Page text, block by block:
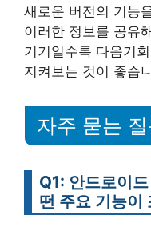
새로운 버전의 기능
이러한 정보를 공유
기기일수록 다음기
지켜보는 것이 좋습
자주 묻는
Q1: 안드로이
떤 주요 기능이